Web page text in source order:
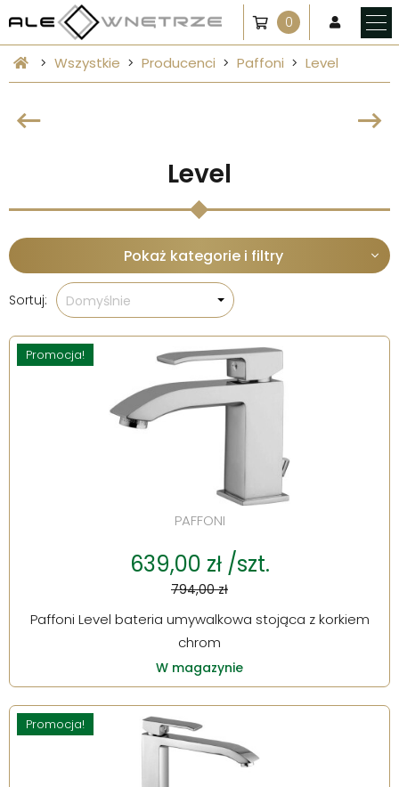
0
Wszystkie Producenci Paffoni Level
Level
Pokaż kategorie i filtry
Sortuj: Domyślnie
Promocja!
PAFFONI
639,00 zł /szt.
794,00 zł
Paffoni Level bateria umywalkowa stojąca z korkiem
chrom
W magazynie
Promocja!